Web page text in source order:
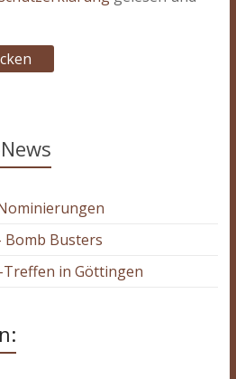
Bomb Busters
in Göttingen